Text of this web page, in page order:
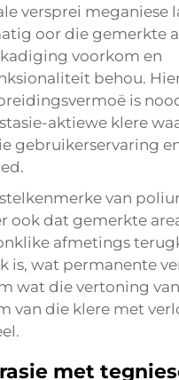
versprei meganiese
oor die gemerkte
voorkom en
behou.
is
aktiewe klere
gebruikerservaring
van
ook dat gemerkte
afmetings
is, wat permanente
wat die vertoning
van die klere met
met